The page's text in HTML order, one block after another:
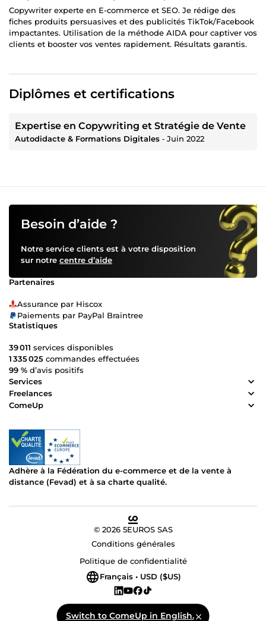
Copywriter experte en E-commerce et SEO. Je rédige des
fiches produits persuasives et des publicités TikTok/Facebook
impactantes. Utilisation de la méthode AIDA pour captiver vos
clients et booster vos ventes rapidement. Résultats garantis.
Diplômes et certifications
Expertise en Copywriting et Stratégie de Vente
Autodidacte & Formations Digitales ‐ Juin 2022
Switch to ComeUp in English.
Besoin d’aide ?
Notre service clients est à votre disposition
sur notre centre d’aide
Partenaires
Assurance par Hiscox
Paiements par PayPal Braintree
Statistiques
39 011 services disponibles
1 335 025 commandes effectuées
99 % d’avis positifs
Services
Freelances
ComeUp
Adhère à la Fédération du e-commerce et de la vente à
distance (Fevad) et à sa charte qualité.
© 2026 5EUROS SAS
Conditions générales
Politique de confidentialité
Français • USD ($US)